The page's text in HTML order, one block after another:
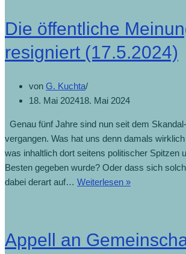
Die öffentliche
resigniert (17.5.2024)
von G. Kuchta
18. Mai 202418. Mai 2024
Genau fünf Jahre sind nun seit dem
vergangen. Was hat uns denn damals
was inhaltlich dort seitens politischer Spitzen
Besten gegeben wurde? Oder dass sich
dabei derart auf… Weiterlesen »
Appell an